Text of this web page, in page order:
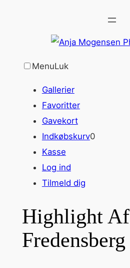
MenuLuk
Gallerier
Favoritter
Gavekort
Indkøbskurv0
Kasse
Log ind
Tilmeld dig
Highlight Af
Fredensberg